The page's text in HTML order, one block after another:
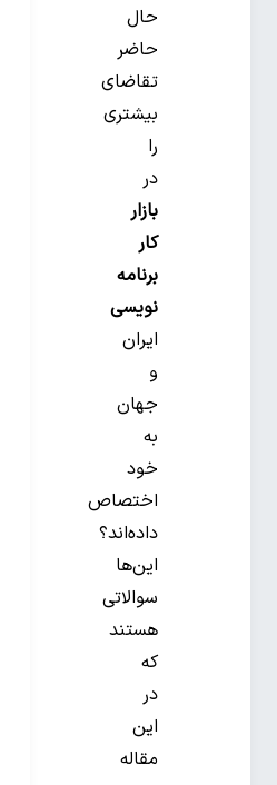
حال
حاضر
تقاضای
بیشتری
را
در
بازار
کار
برنامه
نویسی
ایران
و
جهان
به
خود
اختصاص
داده‌اند؟
این‌ها
سوالاتی
هستند
که
در
این
مقاله